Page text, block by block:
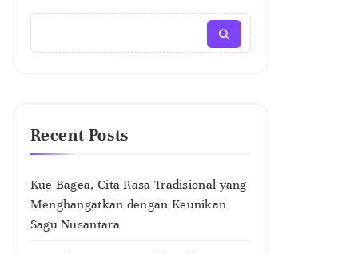
Recent Posts
Kue Bagea, Cita Rasa Tradisional yang
Menghangatkan dengan Keunikan
Sagu Nusantara